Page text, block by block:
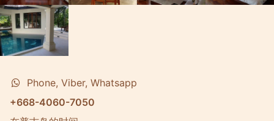
Phone, Viber, Whatsapp
+668-4060-7050